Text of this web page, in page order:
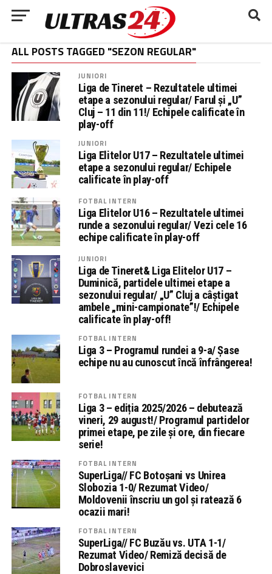
ALL POSTS TAGGED "SEZON REGULAR"
JUNIORI
Liga de Tineret – Rezultatele ultimei
etape a sezonului regular/ Farul și „U”
Cluj – 11 din 11!/ Echipele calificate în
play-off
JUNIORI
Liga Elitelor U17 – Rezultatele ultimei
etape a sezonului regular/ Echipele
calificate în play-off
FOTBAL INTERN
Liga Elitelor U16 – Rezultatele ultimei
runde a sezonului regular/ Vezi cele 16
echipe calificate în play-off
JUNIORI
Liga de Tineret& Liga Elitelor U17 –
Duminică, partidele ultimei etape a
sezonului regular/ „U” Cluj a câștigat
ambele „mini-campionate”!/ Echipele
calificate în play-off!
FOTBAL INTERN
Liga 3 – Programul rundei a 9-a/ Șase
echipe nu au cunoscut încă înfrângerea!
FOTBAL INTERN
Liga 3 – ediția 2025/2026 – debutează
vineri, 29 august!/ Programul partidelor
primei etape, pe zile și ore, din fiecare
serie!
FOTBAL INTERN
SuperLiga// FC Botoșani vs Unirea
Slobozia 1-0/ Rezumat Video/
Moldovenii înscriu un gol și ratează 6
ocazii mari!
FOTBAL INTERN
SuperLiga// FC Buzău vs. UTA 1-1/
Rezumat Video/ Remiză decisă de
Dobroslavevici